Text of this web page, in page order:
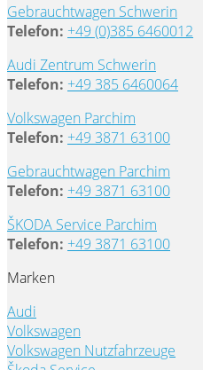
Gebrauchtwagen Schwerin
Telefon: +49 (0)385 6460012
Audi Zentrum Schwerin
Telefon: +49 385 6460064
Volkswagen Parchim
Telefon: +49 3871 63100
Gebrauchtwagen Parchim
Telefon: +49 3871 63100
ŠKODA Service Parchim
Telefon: +49 3871 63100
Marken
Audi
Volkswagen
Volkswagen Nutzfahrzeuge